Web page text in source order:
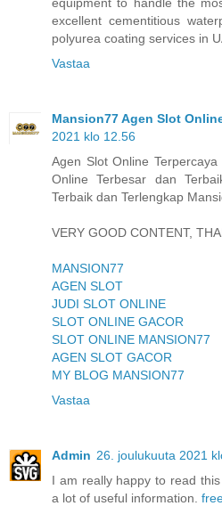
excellent cementitious
polyurea coating services in
Vastaa
Mansion77 Agen Slot
2021 klo 12.56
Agen Slot Online
Online Terbesar dan
Terbaik dan Terlengkap
VERY GOOD CONTENT,
MANSION77
AGEN SLOT
JUDI SLOT ONLINE
SLOT ONLINE GACOR
SLOT ONLINE MANSION77
AGEN SLOT GACOR
MY BLOG MANSION77
Vastaa
Admin 26. joulukuuta 2021
I am really happy to read
a lot of useful information.